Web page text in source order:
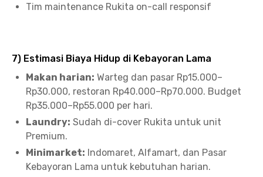
Tim maintenance Rukita on-call responsif
7) Estimasi Biaya Hidup di Kebayoran Lama
Makan harian: Warteg dan pasar Rp15.000–
Rp30.000, restoran Rp40.000–Rp70.000. Budget
Rp35.000–Rp55.000 per hari.
Laundry: Sudah di-cover Rukita untuk unit
Premium.
Minimarket: Indomaret, Alfamart, dan Pasar
Kebayoran Lama untuk kebutuhan harian.